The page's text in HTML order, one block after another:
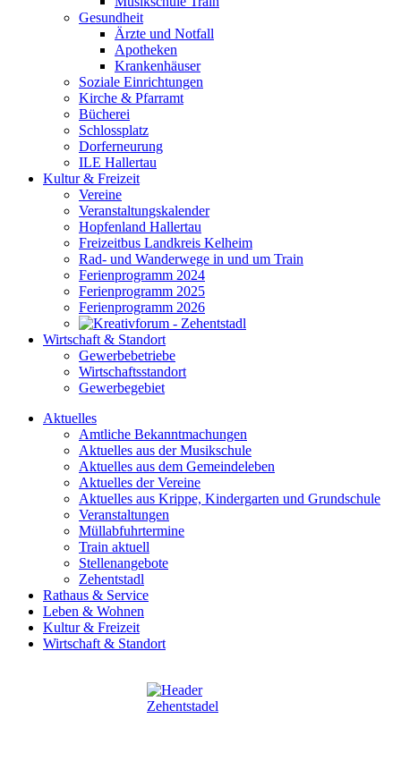
Gesundheit
Ärzte und Notfall
Apotheken
Krankenhäuser
Soziale Einrichtungen
Kirche & Pfarramt
Bücherei
Schlossplatz
Dorferneurung
ILE Hallertau
Kultur & Freizeit
Vereine
Veranstaltungskalender
Hopfenland Hallertau
Freizeitbus Landkreis Kelheim
Rad- und Wanderwege in und um Train
Ferienprogramm 2024
Ferienprogramm 2025
Ferienprogramm 2026
Wirtschaft & Standort
Gewerbebetriebe
Wirtschaftsstandort
Gewerbegebiet
Aktuelles
Amtliche Bekanntmachungen
Aktuelles aus der Musikschule
Aktuelles aus dem Gemeindeleben
Aktuelles der Vereine
Aktuelles aus Krippe, Kindergarten und Grundschule
Veranstaltungen
Müllabfuhrtermine
Train aktuell
Stellenangebote
Zehentstadl
Rathaus & Service
Leben & Wohnen
Kultur & Freizeit
Wirtschaft & Standort